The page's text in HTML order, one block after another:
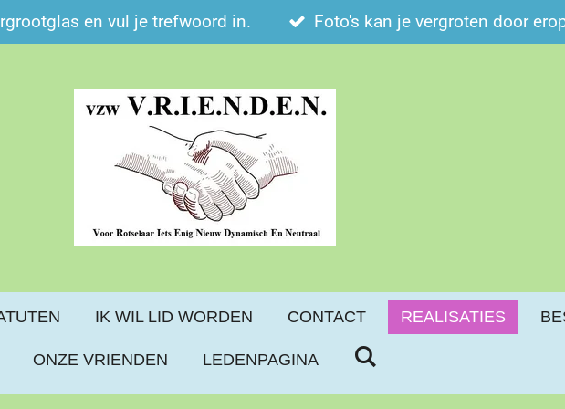
en vul je trefwoord in. Foto's kan je vergroten door
IK WIL LID WORDEN CONTACT REALISATIES
ONZE VRIENDEN LEDENPAGINA